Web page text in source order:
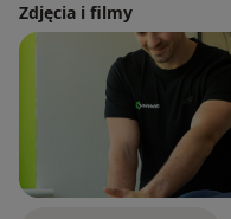
Zdjęcia i filmy